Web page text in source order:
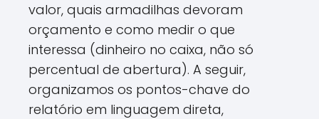
valor, quais armadilhas devoram
orçamento e como medir o que
interessa (dinheiro no caixa, não só
percentual de abertura). A seguir,
organizamos os pontos-chave do
relatório em linguagem direta,